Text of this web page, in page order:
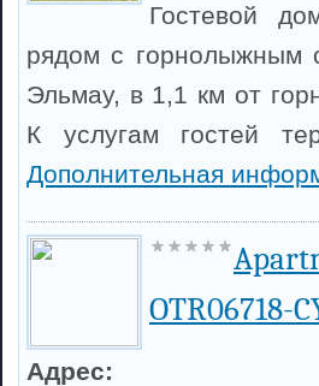
Гостевой
рядом с горнолыжным
Эльмау, в 1,1 км от
К услугам гостей
Дополнительная
OTR06718-
Адрес: